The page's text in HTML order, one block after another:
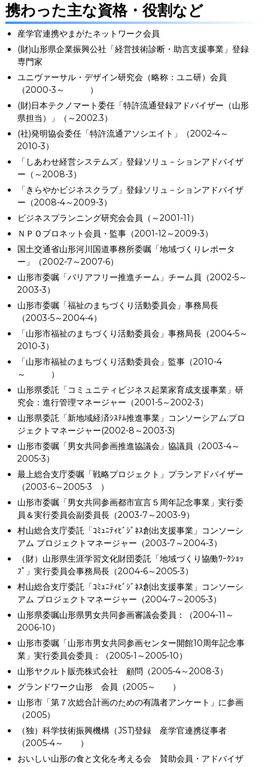
携わった主な資格・役割など
産学官連携やまがたネットワーク会員
(財)山形県企業振興公社「経営技術診断・助言支援事業」登録
専門家
ユニヴァーサル・デザイン研究会（略称：ユニ研）会員
（2000-3～ ）
(財)日本テクノマート委任「特許流通登録アドバイザー（山形
県担当）」（～2002.3）
(社)発明協会委任「特許流通アソシエイト」（2002-4～
2010-3）
「しあわせ経営システムズ」登録ソリュ－ションアドバイザ
ー（～2008-3）
「きらやかビジネスクラブ」登録ソリュ－ションアドバイザ
ー（2008-4～2009-3）
ビジネスプランニング研究会会員（～2001-11）
ＮＰＯプロネット会員・監事（2001-12～2009-3）
国土交通省山形河川国道事務所委嘱「地域づくりレポータ
ー」（2002-7～2007-6）
山形市委嘱「バリアフリー推進チーム」チーム員（2002-5～
2003-3）
山形市委嘱「福祉のまちづくり活動委員会」事務局長
（2003-5～2004-4）
「山形市福祉のまちづくり活動委員会」事務局長（2004-5～
2010-3）
「山形市福祉のまちづくり活動委員会」監事（2010-4
～ ）
山形県委託「コミュニティビジネス起業家育成支援事業」研
究会：進行管理マネージャー（2001-5～2002-3）
山形県委託「新地域経済ｼｽﾃﾑ推進事業」コンソーシアム:プロ
ジェクトマネージャー(2002-8～2003-3)
山形市委嘱「男女共同参画推進協議会」協議員（2003-4～
2005-3）
最上総合支庁委嘱「戦略プロジェクト」プランアドバイザー
（2003-6～2005-3 ）
山形市委嘱「男女共同参画都市宣言５周年記念事業」実行委
員＆実行委員会副委員長（2003-7～2003-9）
村山総合支庁委託「ｺﾐｭﾆﾃｨﾋﾞｼﾞﾈｽ創出支援事業」コンソーシ
アム プロジェクトマネージャー（2003-7～2004-3）
（財）山形県生涯学習文化財団委託「地域づくり協働ﾜｰｸｼｮｯ
ﾌﾟ」実行委員会事務局長（2004-6～2005-3）
村山総合支庁委託「ｺﾐｭﾆﾃｨﾋﾞｼﾞﾈｽ創出支援事業」コンソーシ
アム プロジェクトマネージャー（2004-7～2005-3）
山形県委嘱山形県男女共同参画審議会委員：（2004-11～
2006-10）
山形市委嘱「山形市男女共同参画センター開館10周年記念事
業」実行委員会委員：（2005-1～2005-10）
山形ヤクルト販売株式会社 顧問（2005-4～2008-3）
グランドワーク山形 会員（2005～ ）
山形市「第７次総合計画のための有識者アンケート」に参画
（2005）
（独）科学技術振興機構（JST)登録 産学官連携従事者
（2005-4～ ）
おいしい山形の食と文化を考える会 賛助会員・アドバイザ